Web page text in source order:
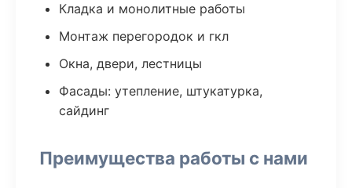
Кладка и монолитные работы
Монтаж перегородок и гкл
Окна, двери, лестницы
Фасады: утепление, штукатурка,
сайдинг
Преимущества работы с нами